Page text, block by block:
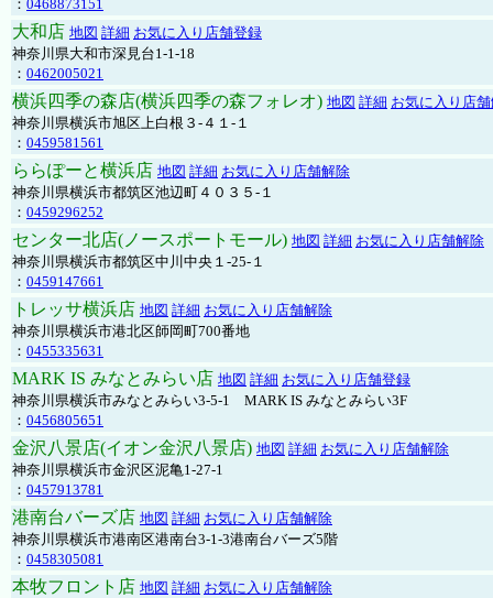
： 0468873151
大和店 地図 詳細 お気に入り店舗登録
神奈川県大和市深見台1-1-18
： 0462005021
横浜四季の森店(横浜四季の森フォレオ) 地図 詳細 お気に入り店
神奈川県横浜市旭区上白根３-４１-１
： 0459581561
ららぽーと横浜店 地図 詳細 お気に入り店舗解除
神奈川県横浜市都筑区池辺町４０３５-１
： 0459296252
センター北店(ノースポートモール) 地図 詳細 お気に入り店舗解除
神奈川県横浜市都筑区中川中央１-25-１
： 0459147661
トレッサ横浜店 地図 詳細 お気に入り店舗解除
神奈川県横浜市港北区師岡町700番地
： 0455335631
MARK IS みなとみらい店 地図 詳細 お気に入り店舗登録
神奈川県横浜市みなとみらい3-5-1 MARK IS みなとみらい3F
： 0456805651
金沢八景店(イオン金沢八景店) 地図 詳細 お気に入り店舗解除
神奈川県横浜市金沢区泥亀1-27-1
： 0457913781
港南台バーズ店 地図 詳細 お気に入り店舗解除
神奈川県横浜市港南区港南台3-1-3港南台バーズ5階
： 0458305081
本牧フロント店 地図 詳細 お気に入り店舗解除